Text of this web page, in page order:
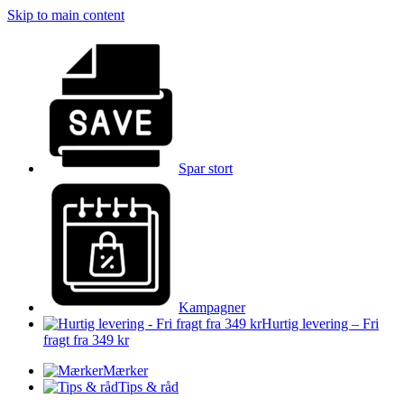
Skip to main content
Spar stort
Kampagner
Hurtig levering – Fri
fragt fra 349 kr
Mærker
Tips & råd